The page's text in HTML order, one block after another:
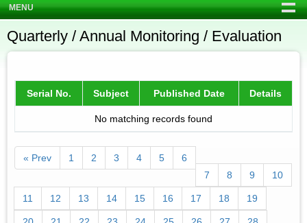
MENU
Quarterly / Annual Monitoring / Evaluation
Serial No. Subject Published Date Details
No matching records found
« Prev 1 2 3 4 5
6
7
8 9 10
11 12 13 14 15 16 17 18 19